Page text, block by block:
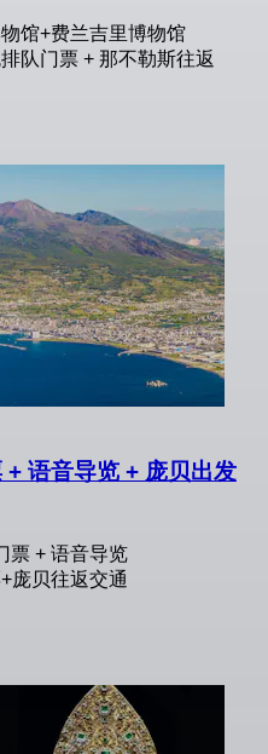
馆+费兰吉里博物馆
队门票 + 那不勒斯往返
语音导览 + 庞贝出发
票 + 语音导览
庞贝往返交通